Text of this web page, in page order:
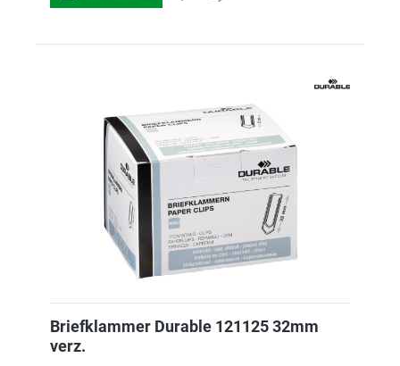
Briefklammer Durable 121125 32mm
verz.